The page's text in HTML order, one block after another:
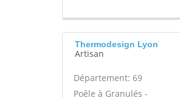
Thermodesign Lyon
Artisan
Département: 69
Poêle à Granulés -